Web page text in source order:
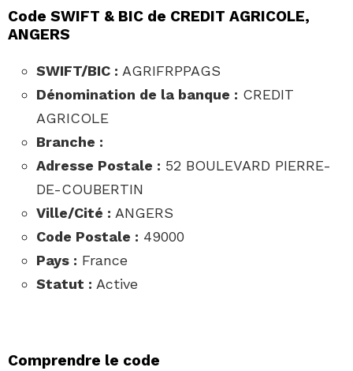
Code SWIFT & BIC de CREDIT AGRICOLE,
ANGERS
SWIFT/BIC : AGRIFRPPAGS
Dénomination de la banque : CREDIT
AGRICOLE
Branche :
Adresse Postale : 52 BOULEVARD PIERRE-
DE-COUBERTIN
Ville/Cité : ANGERS
Code Postale : 49000
Pays : France
Statut : Active
Comprendre le code